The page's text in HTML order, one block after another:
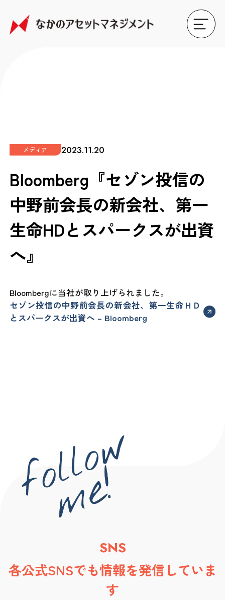
メディア 2023.11.20
Bloomberg『セゾン投信の
中野前会長の新会社、第一
生命HDとスパークスが出資
へ』
Bloombergに当社が取り上げられました。
セゾン投信の中野前会長の新会社、第一生命ＨＤ
とスパークスが出資へ – Bloomberg
SNS
各公式SNSでも情報を発信していま
す